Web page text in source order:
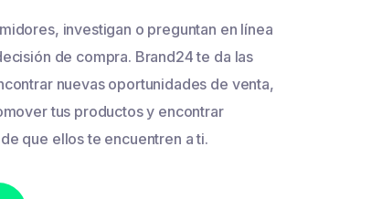
investigan o preguntan en línea
de compra. Brand24 te da las
nuevas oportunidades de venta,
tus productos y encontrar
que ellos te encuentren a ti.